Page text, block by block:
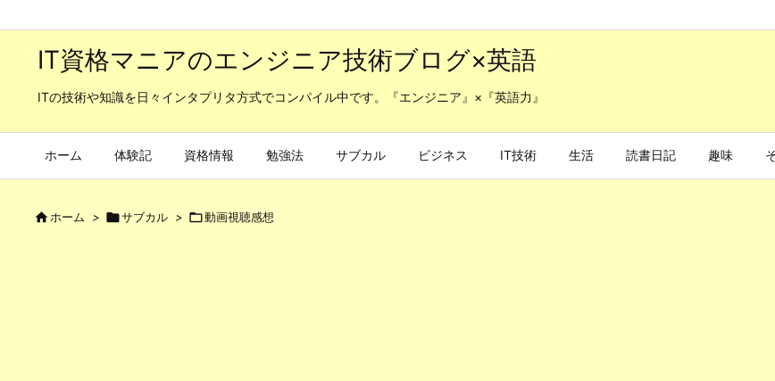
IT資格マニアのエンジニア技術ブログ×英語
ITの技術や知識を日々インタプリタ方式でコンパイル中です。『エンジニア』×『英語力』
ホーム 体験記 資格情報 勉強法 サブカル ビジネス IT技術 生活 読書日記 趣味
ホーム > サブカル > 動画視聴感想